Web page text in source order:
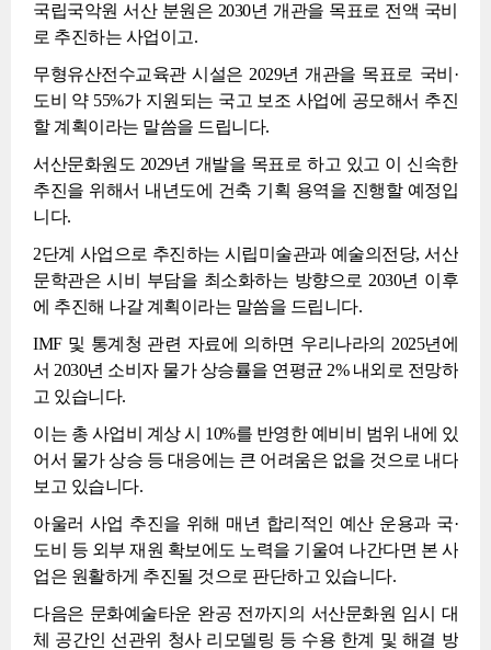
국립국악원 서산 분원은 2030년 개관을 목표로 전액 국비
로 추진하는 사업이고.
무형유산전수교육관 시설은 2029년 개관을 목표로 국비·
도비 약 55%가 지원되는 국고 보조 사업에 공모해서 추진
할 계획이라는 말씀을 드립니다.
서산문화원도 2029년 개발을 목표로 하고 있고 이 신속한
추진을 위해서 내년도에 건축 기획 용역을 진행할 예정입
니다.
2단계 사업으로 추진하는 시립미술관과 예술의전당, 서산
문학관은 시비 부담을 최소화하는 방향으로 2030년 이후
에 추진해 나갈 계획이라는 말씀을 드립니다.
IMF 및 통계청 관련 자료에 의하면 우리나라의 2025년에
서 2030년 소비자 물가 상승률을 연평균 2% 내외로 전망하
고 있습니다.
이는 총 사업비 계상 시 10%를 반영한 예비비 범위 내에 있
어서 물가 상승 등 대응에는 큰 어려움은 없을 것으로 내다
보고 있습니다.
아울러 사업 추진을 위해 매년 합리적인 예산 운용과 국·
도비 등 외부 재원 확보에도 노력을 기울여 나간다면 본 사
업은 원활하게 추진될 것으로 판단하고 있습니다.
다음은 문화예술타운 완공 전까지의 서산문화원 임시 대
체 공간인 선관위 청사 리모델링 등 수용 한계 및 해결 방